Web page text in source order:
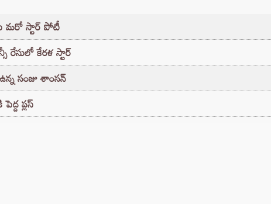
మరో స్టార్ పోటీ
రేసులో కేరళ స్టార్
సంజు శాంసన్
ప్లస్‌